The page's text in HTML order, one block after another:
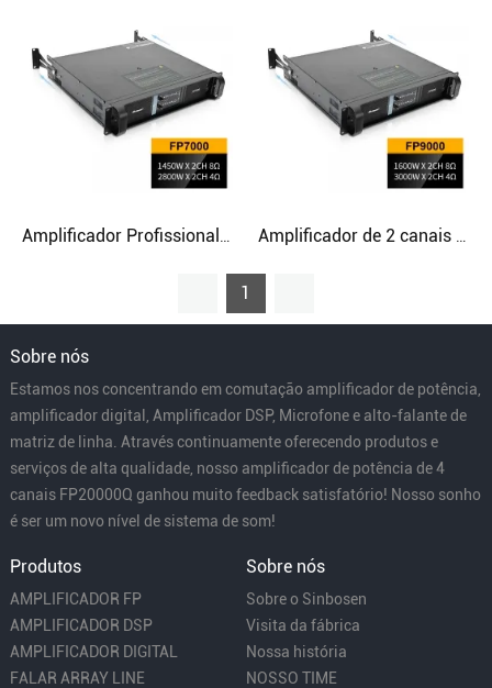
Amplificador Profissional de 2 Canais Dj Power Amplificador Linear de 1500 Watts Amplificador de 2 canais Amplificador de karaokê de potência de 3000 watts para os melhores alto-falantes estéreo de line array
1
Sobre nós
Estamos nos concentrando em comutação amplificador de potência,
amplificador digital, Amplificador DSP, Microfone e alto-falante de
matriz de linha. Através continuamente oferecendo produtos e
serviços de alta qualidade, nosso amplificador de potência de 4
canais FP20000Q ganhou muito feedback satisfatório! Nosso sonho
é ser um novo nível de sistema de som!
Produtos
AMPLIFICADOR FP
AMPLIFICADOR DSP
AMPLIFICADOR DIGITAL
FALAR ARRAY LINE
Sobre nós
Sobre o Sinbosen
Visita da fábrica
Nossa história
NOSSO TIME